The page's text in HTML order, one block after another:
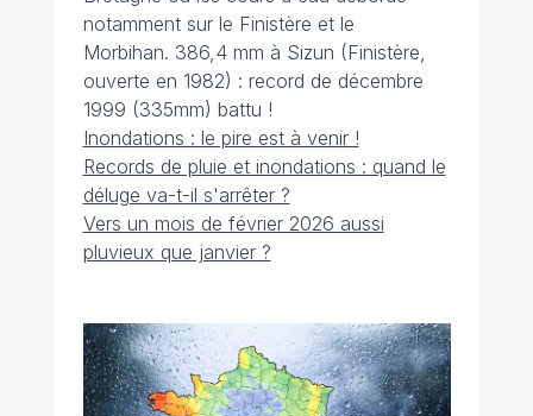
notamment sur le Finistère et le
Morbihan. 386,4 mm à Sizun (Finistère,
ouverte en 1982) : record de décembre
1999 (335mm) battu !
Inondations : le pire est à venir !
Records de pluie et inondations : quand le
déluge va-t-il s'arrêter ?
Vers un mois de février 2026 aussi
pluvieux que janvier ?